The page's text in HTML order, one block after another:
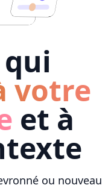
votre
et à
ou nouveau